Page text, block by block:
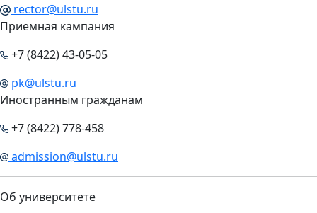
rector@ulstu.ru
Приемная кампания
+7 (8422) 43-05-05
pk@ulstu.ru
Иностранным гражданам
+7 (8422) 778-458
admission@ulstu.ru
Об университете